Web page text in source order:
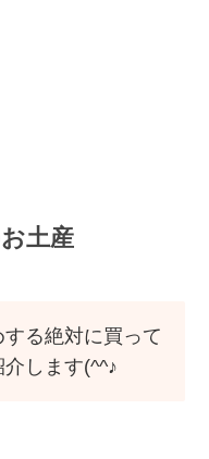
土産
る絶対に買って
します(^^♪